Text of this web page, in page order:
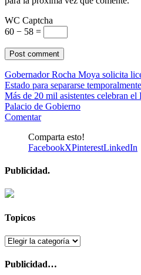
WC Captcha
60 − 58 =
Gobernador Rocha Moya solicita
Estado para separarse
Más de 20 mil asistentes celebran
Palacio de Gobierno
Comentar
Comparta esto!
FacebookXPinterestLinkedIn
Publicidad.
Topicos
Topicos
Publicidad…